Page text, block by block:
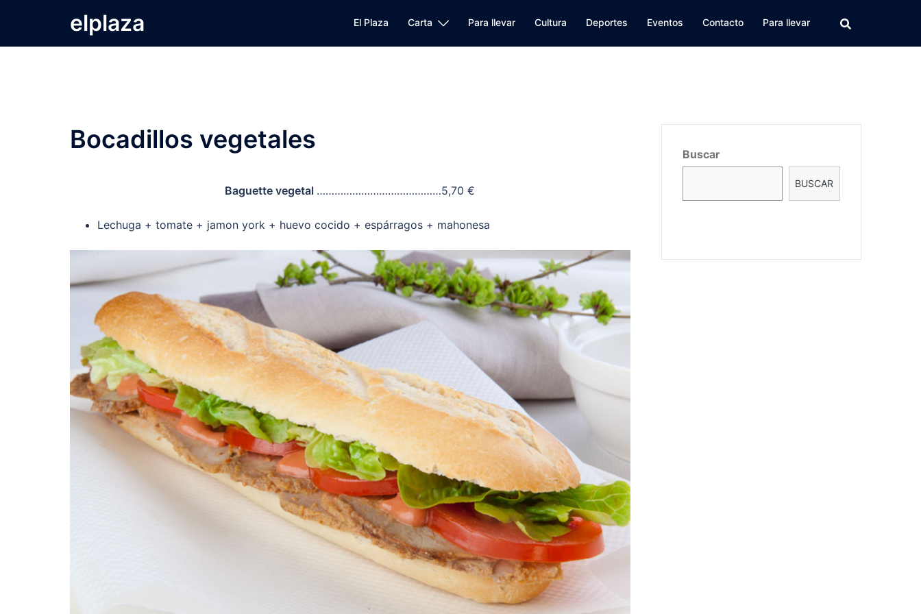
contenido
elplaza El Plaza Carta Para llevar Cultura Deportes Eventos Contacto Para llevar
Bocadillos vegetales
Baguette vegetal ……………………………………5,70 €
Lechuga + tomate + jamon york + huevo cocido + espárragos + mahonesa
Buscar
BUSCAR